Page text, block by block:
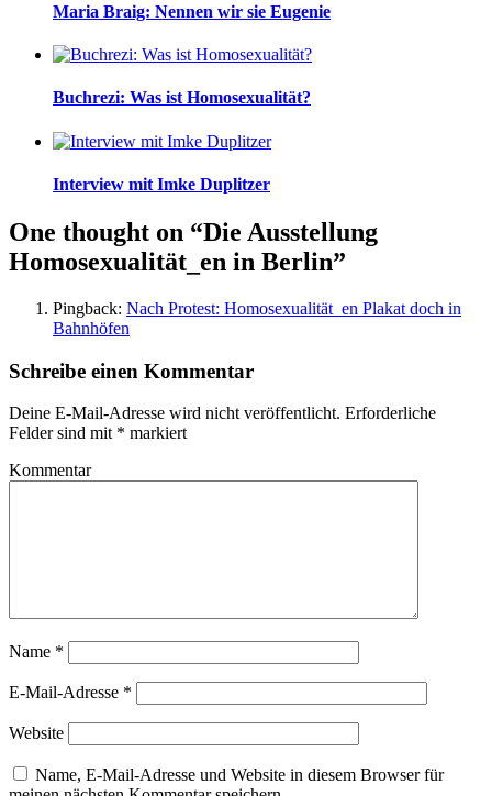
Maria Braig: Nennen wir sie Eugenie
Buchrezi: Was ist Homosexualität?
Interview mit Imke Duplitzer
One thought on “Die Ausstellung
Homosexualität_en in Berlin”
Pingback: Nach Protest: Homosexualität_en Plakat doch in
Bahnhöfen
Schreibe einen Kommentar
Deine E-Mail-Adresse wird nicht veröffentlicht. Erforderliche
Felder sind mit * markiert
Kommentar
Name *
E-Mail-Adresse *
Website
Name, E-Mail-Adresse und Website in diesem Browser für